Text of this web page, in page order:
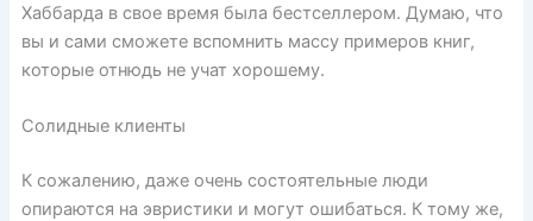
Хаббарда в свое время была бестселлером. Думаю, что
вы и сами сможете вспомнить массу примеров книг,
которые отнюдь не учат хорошему.
Солидные клиенты
К сожалению, даже очень состоятельные люди
опираются на эвристики и могут ошибаться. К тому же,